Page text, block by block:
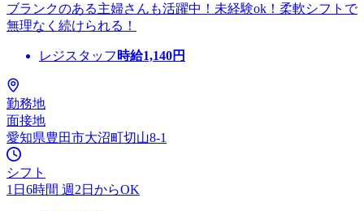
ブランクのある主婦さんも活躍中！未経験ok！柔軟シフトで
無理なく続けられる！
レジスタッフ 時給1,140円
勤務地
面接地
愛知県豊田市大沼町切山8-1
シフト
1日6時間 週2日からOK